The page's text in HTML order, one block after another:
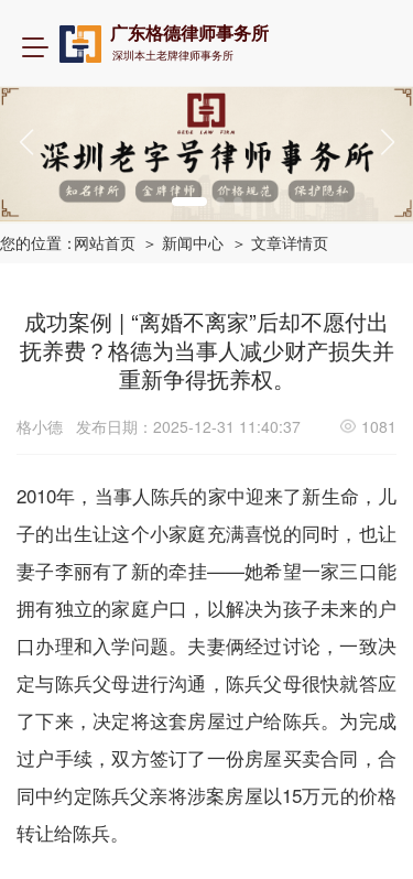
T
g
e
v
i
t
i
o
广东格德律师事务所
深圳本土老牌律师事务所
您的位置：网站首页 ＞ 新闻中心 ＞ 文章详情页
成功案例 | “离婚不离家”后却不愿付出
抚养费？格德为当事人减少财产损失并
重新争得抚养权。
格小德 发布日期：2025-12-31 11:40:37 1081
2010年，当事人陈兵的家中迎来了新生命，儿
子的出生让这个小家庭充满喜悦的同时，也让
妻子李丽有了新的牵挂——她希望一家三口能
拥有独立的家庭户口，以解决为孩子未来的户
口办理和入学问题。夫妻俩经过讨论，一致决
定与陈兵父母进行沟通，陈兵父母很快就答应
了下来，决定将这套房屋过户给陈兵。为完成
过户手续，双方签订了一份房屋买卖合同，合
同中约定陈兵父亲将涉案房屋以15万元的价格
转让给陈兵。